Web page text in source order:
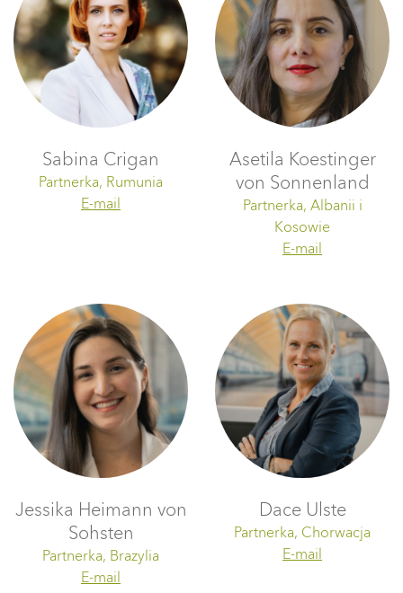
Sabina Crigan
Partnerka, Rumunia
E-mail
Asetila Koestinger
von Sonnenland
Partnerka, Albanii i
Kosowie
E-mail
Jessika Heimann von
Sohsten
Partnerka, Brazylia
E-mail
Dace Ulste
Partnerka, Chorwacja
E-mail